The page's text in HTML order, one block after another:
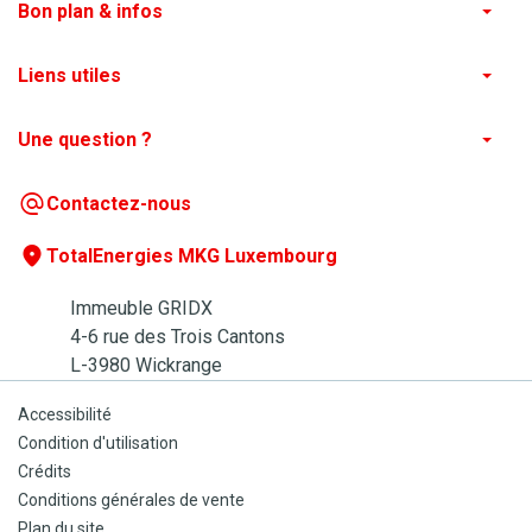
Bon plan & infos
Évolution du prix du mazout de chauffage au Luxembourg
Liens utiles
Une question ?
Foire aux questions
Contactez-nous
TotalEnergies MKG Luxembourg
Immeuble GRIDX
4-6 rue des Trois Cantons
L-3980 Wickrange
Accessibilité
Condition d'utilisation
Crédits
Conditions générales de vente
Plan du site